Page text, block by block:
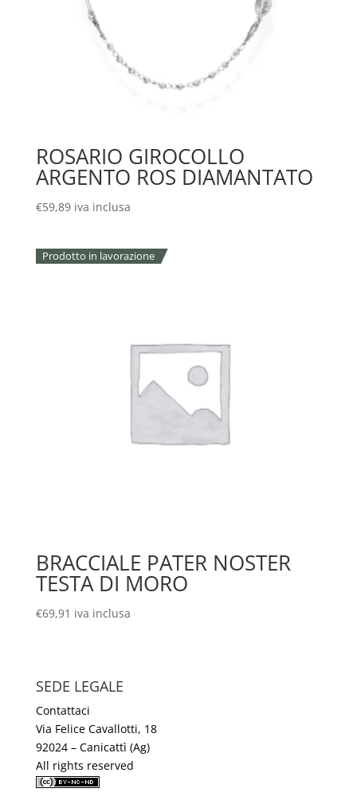
ROSARIO GIROCOLLO
ARGENTO ROS DIAMANTATO
€59,89 iva inclusa
Prodotto in lavorazione
BRACCIALE PATER NOSTER
TESTA DI MORO
€69,91 iva inclusa
SEDE LEGALE
Contattaci
Via Felice Cavallotti, 18
92024 – Canicattì (Ag)
All rights reserved